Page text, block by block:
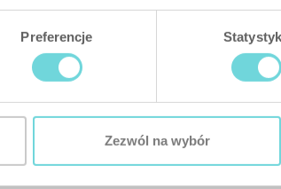
Preferencje
Zezwól na wybór